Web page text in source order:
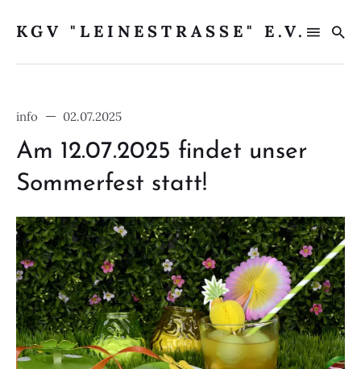
KGV "LEINESTRASSE" E.V.
Search
for
info 02.07.2025
Am 12.07.2025 findet unser
Sommerfest statt!